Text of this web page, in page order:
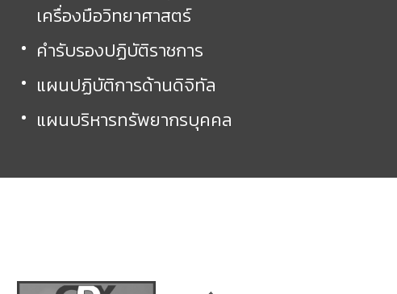
เครื่องมือวิทยาศาสตร์
คำรับรองปฏิบัติราชการ
แผนปฏิบัติการด้านดิจิทัล
แผนบริหารทรัพยากรบุคคล